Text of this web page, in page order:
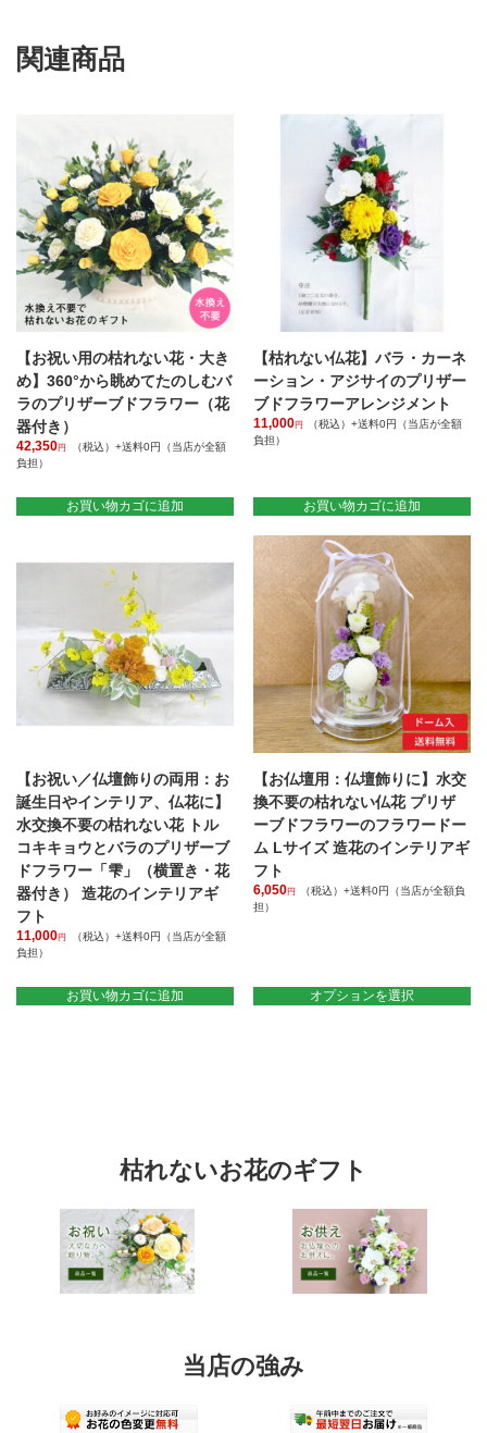
フ
ラ
ス」
造
花
の
ン
テ
ア
ギ
フ
ト
個
関連商品
【お祝い用の枯れない花・大き
め】360°から眺めてたのしむバ
ラのプリザーブドフラワー（花
器付き）
42,350円
（税込）+送料0円（当店が全額
負担）
お買い物カゴに追加
【枯れない仏花】バラ・カーネ
ーション・アジサイのプリザー
ブドフラワーアレンジメント
11,000円
（税込）+送料0円（当店が全額
負担）
お買い物カゴに追加
【お祝い／仏壇飾りの両用：お
誕生日やインテリア、仏花に】
水交換不要の枯れない花 トル
コキキョウとバラのプリザーブ
ドフラワー「雫」（横置き・花
器付き） 造花のインテリアギ
フト
11,000円
（税込）+送料0円（当店が全額
負担）
お買い物カゴに追加
【お仏壇用：仏壇飾りに】水交
換不要の枯れない仏花 プリザ
ーブドフラワーのフラワードー
ム Lサイズ 造花のインテリアギ
フト
6,050円
（税込）+送料0円（当店が全額負
担）
オプションを選択
品
に
ー
シ
プ
シ
枯れないお花のギフト
当店の強み